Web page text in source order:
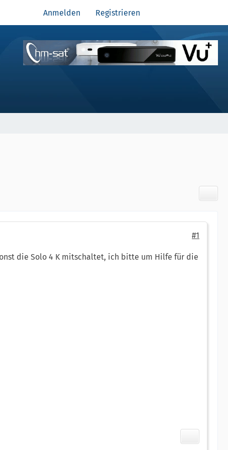
Anmelden Registrieren
#1
die Solo 4 K mitschaltet, ich bitte um Hilfe für die